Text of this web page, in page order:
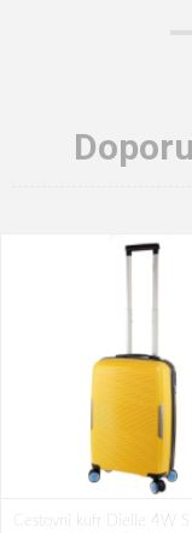
Cestovní kufr Dielle 4W S